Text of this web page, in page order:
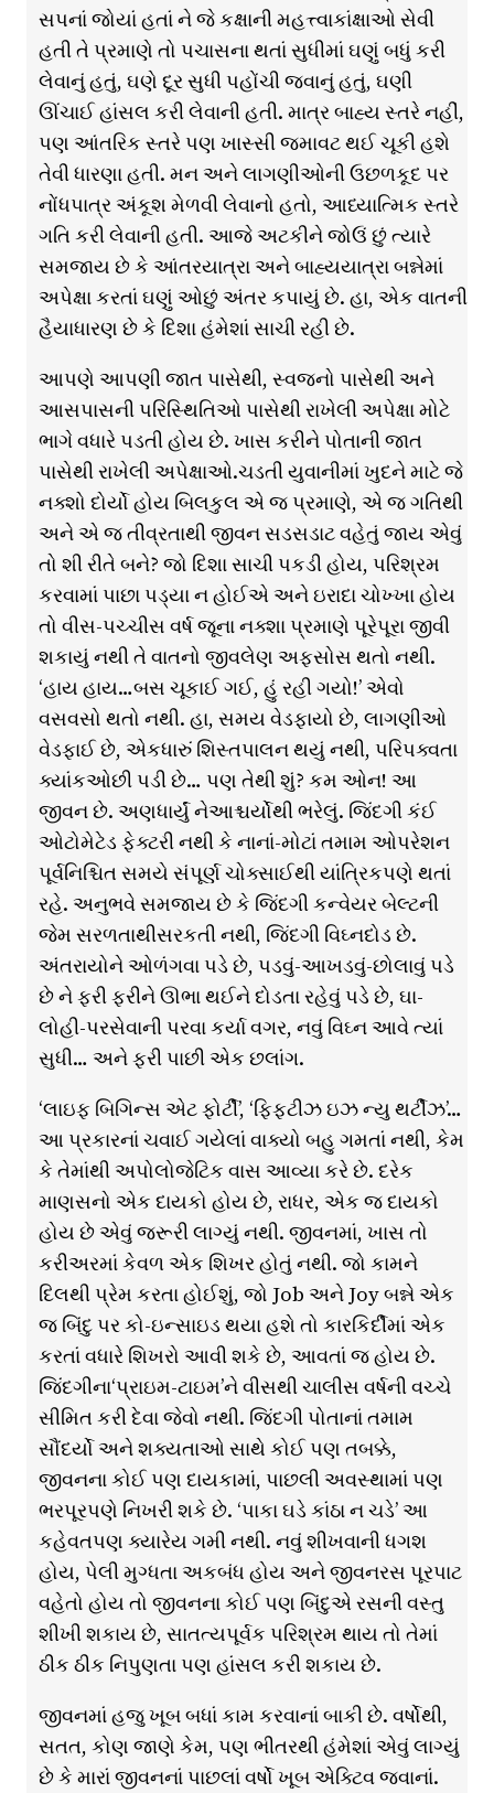
સપનાં જોયાં હતાં ને જે કક્ષાની મહત્ત્વાકાંક્ષાઓ સેવી
હતી તે પ્રમાણે તો પચાસના થતાં સુધીમાં ઘણું બધું કરી
લેવાનું હતું, ઘણે દૂર સુધી પહોંચી જવાનું હતું, ઘણી
ઊંચાઈ હાંસલ કરી લેવાની હતી. માત્ર બાહ્ય સ્તરે નહીં,
પણ આંતરિક સ્તરે પણ ખાસ્સી જમાવટ થઈ ચૂકી હશે
તેવી ધારણા હતી. મન અને લાગણીઓની ઉછળકૂદ પર
નોંધપાત્ર અંકૂશ મેળવી લેવાનો હતો, આધ્યાત્મિક સ્તરે
ગતિ કરી લેવાની હતી. આજે અટકીને જોઉં છું ત્યારે
સમજાય છે કે આંતરયાત્રા અને બાહ્યયાત્રા બન્નેમાં
અપેક્ષા કરતાં ઘણું ઓછું અંતર કપાયું છે. હા, એક વાતની
હૈયાધારણ છે કે દિશા હંમેશાં સાચી રહી છે.
આપણે આપણી જાત પાસેથી, સ્વજનો પાસેથી અને
આસપાસની પરિસ્થિતિઓ પાસેથી રાખેલી અપેક્ષા મોટે
ભાગે વધારે પડતી હોય છે. ખાસ કરીને પોતાની જાત
પાસેથી રાખેલી અપેક્ષાઓ.ચડતી યુવાનીમાં ખુદને માટે જે
નક્શો દોર્યો હોય બિલકુલ એ જ પ્રમાણે, એ જ ગતિથી
અને એ જ તીવ્રતાથી જીવન સડસડાટ વહેતું જાય એવું
તો શી રીતે બને? જો દિશા સાચી પકડી હોય, પરિશ્રમ
કરવામાં પાછા પડ્યા ન હોઈએ અને ઇરાદા ચોખ્ખા હોય
તો વીસ-પચ્ચીસ વર્ષ જૂના નક્શા પ્રમાણે પૂરેપૂરા જીવી
શકાયું નથી તે વાતનો જીવલેણ અફસોસ થતો નથી.
‘હાય હાય…બસ ચૂકાઈ ગઈ, હું રહી ગયો!’ એવો
વસવસો થતો નથી. હા, સમય વેડફાયો છે, લાગણીઓ
વેડફાઈ છે, એકધારું શિસ્તપાલન થયું નથી, પરિપક્વતા
ક્યાંકઓછી પડી છે… પણ તેથી શું? કમ ઓન! આ
જીવન છે. અણધાર્યું નેઆશ્ચર્યોથી ભરેલું. જિંદગી કંઈ
ઓટોમેટેડ ફેક્ટરી નથી કે નાનાં-મોટાં તમામ ઓપરેશન
પૂર્વનિશ્ચિત સમયે સંપૂર્ણ ચોક્સાઈથી યાંત્રિકપણે થતાં
રહે. અનુભવે સમજાય છે કે જિંદગી કન્વેયર બેલ્ટની
જેમ સરળતાથીસરકતી નથી, જિંદગી વિઘ્નદોડ છે.
અંતરાયોને ઓળંગવા પડે છે, પડવું-આખડવું-છોલાવું પડે
છે ને ફરી ફરીને ઊભા થઈને દોડતા રહેવું પડે છે, ઘા-
લોહી-પરસેવાની પરવા કર્યા વગર, નવું વિઘ્ન આવે ત્યાં
સુધી… અને ફરી પાછી એક છલાંગ.
‘લાઇફ બિગિન્સ એટ ફોર્ટી’, ‘ફિફ્ટીઝ ઇઝ ન્યુ થર્ટીઝ’…
આ પ્રકારનાં ચવાઈ ગયેલાં વાક્યો બહુ ગમતાં નથી, કેમ
કે તેમાંથી અપોલોજેટિક વાસ આવ્યા કરે છે. દરેક
માણસનો એક દાયકો હોય છે, રાધર, એક જ દાયકો
હોય છે એવું જરૂરી લાગ્યું નથી. જીવનમાં, ખાસ તો
કરીઅરમાં કેવળ એક શિખર હોતું નથી. જો કામને
દિલથી પ્રેમ કરતા હોઈશું, જો Job અને Joy બન્ને એક
જ બિંદુ પર કો-ઇન્સાઇડ થયા હશે તો કારકિર્દીમાં એક
કરતાં વધારે શિખરો આવી શકે છે, આવતાં જ હોય છે.
જિંદગીના‘પ્રાઇમ-ટાઇમ’ને વીસથી ચાલીસ વર્ષની વચ્ચે
સીમિત કરી દેવા જેવો નથી. જિંદગી પોતાનાં તમામ
સૌંદર્યો અને શક્યતાઓ સાથે કોઈ પણ તબક્કે,
જીવનના કોઈ પણ દાયકામાં, પાછલી અવસ્થામાં પણ
ભરપૂરપણે નિખરી શકે છે. ‘પાકા ઘડે કાંઠા ન ચડે’ આ
કહેવતપણ ક્યારેય ગમી નથી. નવું શીખવાની ધગશ
હોય, પેલી મુગ્ધતા અકબંધ હોય અને જીવનરસ પૂરપાટ
વહેતો હોય તો જીવનના કોઈ પણ બિંદુએ રસની વસ્તુ
શીખી શકાય છે, સાતત્યપૂર્વક પરિશ્રમ થાય તો તેમાં
ઠીક ઠીક નિપુણતા પણ હાંસલ કરી શકાય છે.
જીવનમાં હજુ ખૂબ બધાં કામ કરવાનાં બાકી છે. વર્ષોથી,
સતત, કોણ જાણે કેમ, પણ ભીતરથી હંમેશાં એવું લાગ્યું
છે કે મારાં જીવનનાં પાછલાં વર્ષો ખૂબ એક્ટિવ જવાનાં.